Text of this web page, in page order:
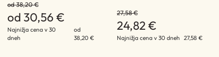
od 38,20 €
od 30,56 €
Najnižja cena v 30
dneh
od
38,20 €
27,58 €
24,82 €
Najnižja cena v 30 dneh 27,58 €